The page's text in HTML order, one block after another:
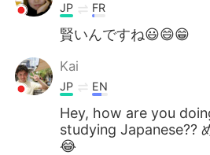
JP FR
賢いんですね😃😄😁
Kai
JP EN
Hey, how are you
studying Japanese??
😂